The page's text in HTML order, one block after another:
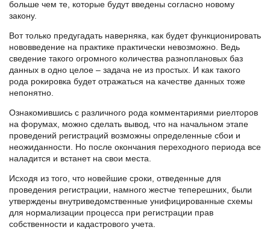
больше чем те, которые будут введены согласно новому
закону.
Вот только предугадать наверняка, как будет функционировать
нововведение на практике практически невозможно. Ведь
сведение такого огромного количества разноплановых баз
данных в одно целое – задача не из простых. И как такого
рода рокировка будет отражаться на качестве данных тоже
непонятно.
Ознакомившись с различного рода комментариями риелторов
на форумах, можно сделать вывод, что на начальном этапе
проведений регистраций возможны определенные сбои и
неожиданности. Но после окончания переходного периода все
наладится и встанет на свои места.
Исходя из того, что новейшие сроки, отведенные для
проведения регистрации, намного жестче теперешних, были
утверждены внутриведомственные унифицированные схемы
для нормализации процесса при регистрации прав
собственности и кадастрового учета.